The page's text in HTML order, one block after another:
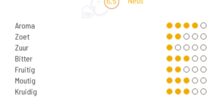
Aroma
Zoet
Zuur
Bitter
Fruitig
Moutig
Kruidig